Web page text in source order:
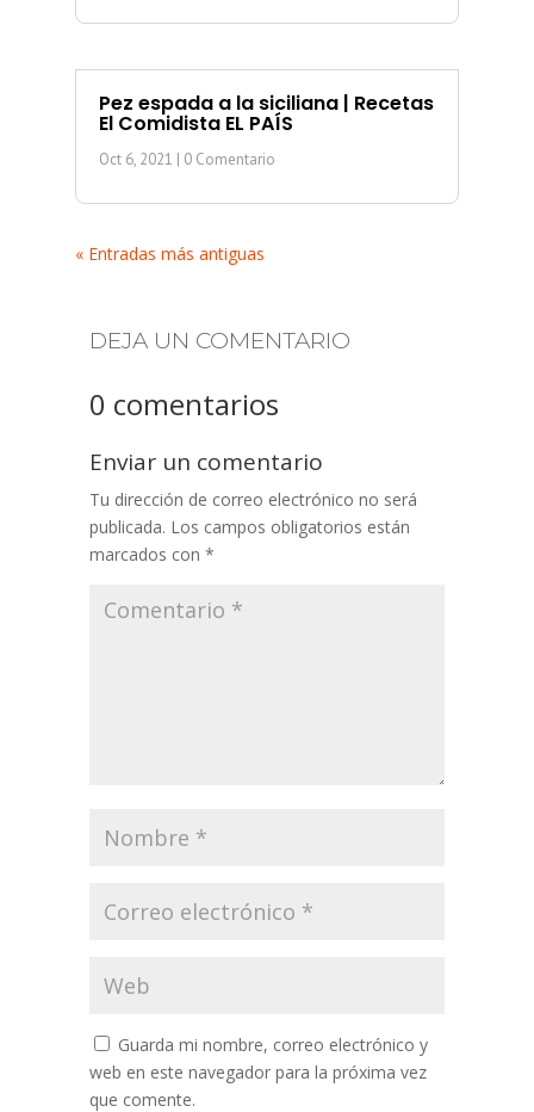
Pez espada a la siciliana | Recetas
El Comidista EL PAÍS
Oct 6, 2021 | 0 Comentario
« Entradas más antiguas
DEJA UN COMENTARIO
0 comentarios
Enviar un comentario
Tu dirección de correo electrónico no será
publicada. Los campos obligatorios están
marcados con *
Guarda mi nombre, correo electrónico y
web en este navegador para la próxima vez
que comente.